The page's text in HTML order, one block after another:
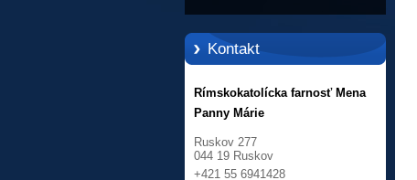
Kontakt
Rímskokatolícka farnosť Mena
Panny Márie
Ruskov 277
044 19 Ruskov
+421 55 6941428